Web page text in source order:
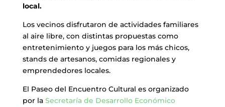
local.
Los vecinos disfrutaron de actividades familiares
al aire libre, con distintas propuestas como
entretenimiento y juegos para los más chicos,
stands de artesanos, comidas regionales y
emprendedores locales.
El Paseo del Encuentro Cultural es organizado
por la Secretaría de Desarrollo Económico